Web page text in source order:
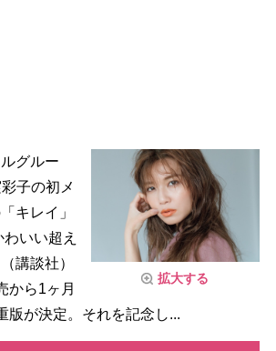
拡大する
グルー
子の初メ
キレイ」
いい超え
講談社）
から1ヶ月
版が決定。それを記念し...